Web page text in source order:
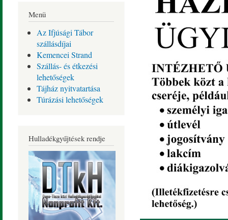
Menü
Az Ifjúsági Tábor
szállásdíjai
Kemencei Strand
Szállás- és étkezési
lehetőségek
Tájház nyitvatartása
Túrázási lehetőségek
Hulladékgyűjtések rendje